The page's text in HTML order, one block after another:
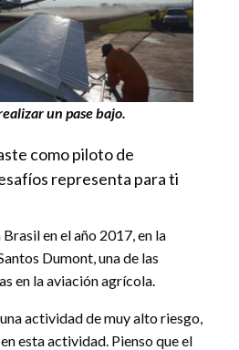
un pase bajo.
como piloto de
representa para ti
en el año 2017, en la
Dumont, una de las
en la aviación agrícola.
actividad de muy alto riesgo,
esta actividad. Pienso que el